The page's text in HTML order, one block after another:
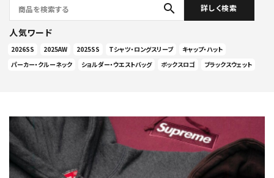
search 詳しく検索
人気ワード
2026SS 2025AW 2025SS Tシャツ・ロングスリーブ
キャップ・ハット
パーカー・クルーネック
ショルダー・ウエストバッグ ボックスロゴ ブラックスウェット